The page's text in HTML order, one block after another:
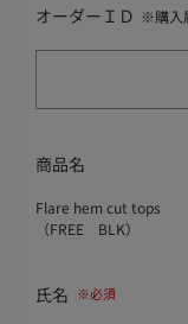
オーダーＩＤ ※購入
商品名
Flare hem cut tops
（FREE BLK）
氏名